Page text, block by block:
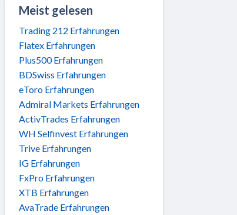
Meist gelesen
Trading 212 Erfahrungen
Flatex Erfahrungen
Plus500 Erfahrungen
BDSwiss Erfahrungen
eToro Erfahrungen
Admiral Markets Erfahrungen
ActivTrades Erfahrungen
WH Selfinvest Erfahrungen
Trive Erfahrungen
IG Erfahrungen
FxPro Erfahrungen
XTB Erfahrungen
AvaTrade Erfahrungen